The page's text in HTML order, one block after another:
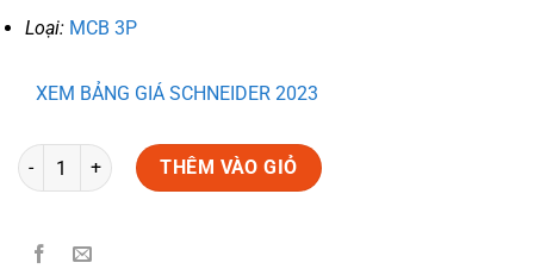
Loại: MCB 3P
XEM BẢNG GIÁ SCHNEIDER 2023
Số lượng THÊM VÀO GIỎ